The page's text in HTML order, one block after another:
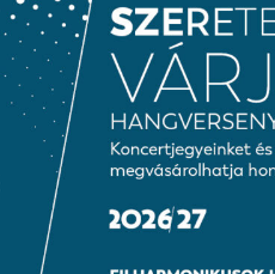
Adatvédelem